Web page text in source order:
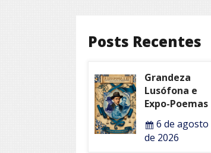
Posts Recentes
Grandeza
Lusófona e
Expo-Poemas
6 de agosto
de 2026